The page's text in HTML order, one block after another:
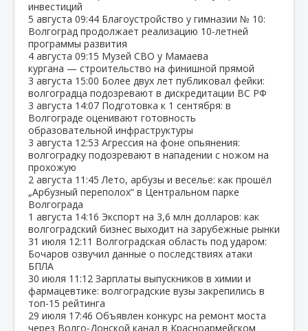
инвестиций
5 августа 09:44 Благоустройство у гимназии № 10:
Волгоград продолжает реализацию 10‑летней
программы развития
4 августа 09:15 Музей СВО у Мамаева
кургана — строительство на финишной прямой
3 августа 15:00 Более двух лет публиковал фейки:
волгоградца подозревают в дискредитации ВС РФ
3 августа 14:07 Подготовка к 1 сентября: в
Волгограде оценивают готовность
образовательной инфраструктуры
3 августа 12:53 Агрессия на фоне опьянения:
волгоградку подозревают в нападении с ножом на
прохожую
2 августа 11:45 Лето, арбузы и веселье: как прошёл
„Арбузный переполох“ в Центральном парке
Волгограда
1 августа 14:16 Экспорт на 3,6 млн долларов: как
волгоградский бизнес выходит на зарубежные рынки
31 июля 12:11 Волгоградская область под ударом:
Бочаров озвучил данные о последствиях атаки
БПЛА
30 июля 11:12 Зарплаты выпускников в химии и
фармацевтике: волгоградские вузы закрепились в
топ‑15 рейтинга
29 июля 17:46 Объявлен конкурс на ремонт моста
через Волго‑Донской канал в Красноармейском